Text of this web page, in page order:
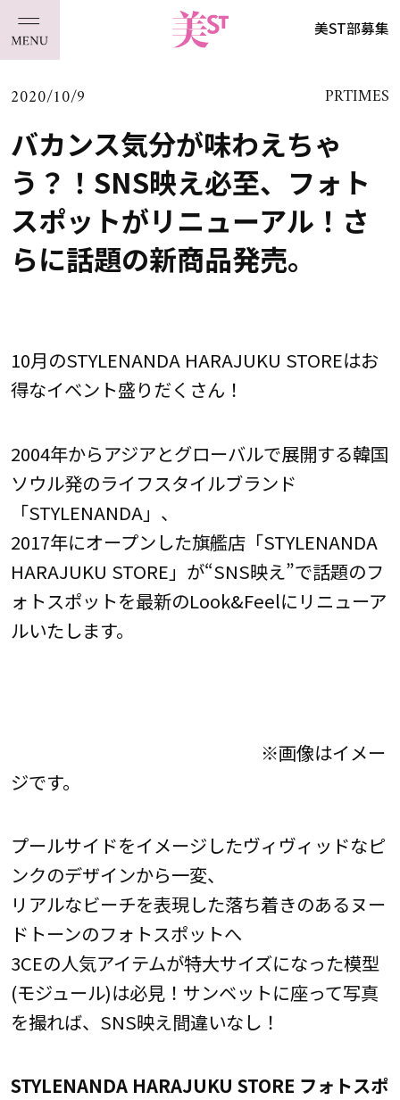
美ST部募集
2020/10/9 PRTIMES
バカンス気分が味わえちゃ
う？！SNS映え必至、フォト
スポットがリニューアル！さ
らに話題の新商品発売。
10月のSTYLENANDA HARAJUKU STOREはお
得なイベント盛りだくさん！
2004年からアジアとグローバルで展開する韓国
ソウル発のライフスタイルブランド
「STYLENANDA」、
2017年にオープンした旗艦店「STYLENANDA
HARAJUKU STORE」が“SNS映え”で話題のフ
ォトスポットを最新のLook&Feelにリニューア
ルいたします。
※画像はイメー
ジです。
プールサイドをイメージしたヴィヴィッドなピ
ンクのデザインから一変、
リアルなビーチを表現した落ち着きのあるヌー
ドトーンのフォトスポットへ
3CEの人気アイテムが特大サイズになった模型
(モジュール)は必見！サンベットに座って写真
を撮れば、SNS映え間違いなし！
STYLENANDA HARAJUKU STORE フォトスポ